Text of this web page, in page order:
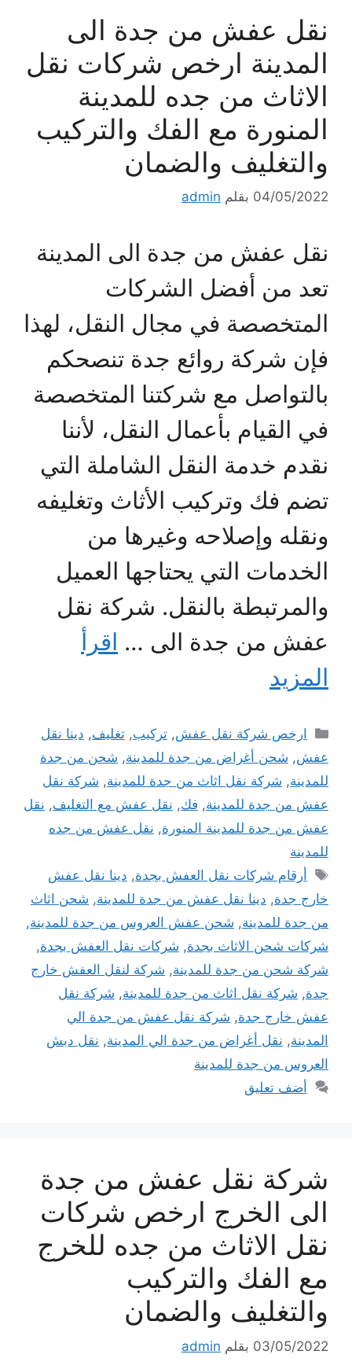
نقل عفش من جدة الى
المدينة ارخص شركات نقل
الاثاث من جده للمدينة
المنورة مع الفك والتركيب
والتغليف والضمان
04/05/2022 بقلم admin
نقل عفش من جدة الى المدينة
تعد من أفضل الشركات
المتخصصة في مجال النقل، لهذا
فإن شركة روائع جدة تنصحكم
بالتواصل مع شركتنا المتخصصة
في القيام بأعمال النقل، لأننا
نقدم خدمة النقل الشاملة التي
تضم فك وتركيب الأثاث وتغليفه
ونقله وإصلاحه وغيرها من
الخدمات التي يحتاجها العميل
والمرتبطة بالنقل. شركة نقل
عفش من جدة الى … اقرأ
المزيد
التصنيفات
ارخص شركة نقل عفش,تركيب,تغليف, دينا نقل
عفش, شحن أغراض من جدة للمدينة, شحن من جدة
للمدينة, شركة نقل اثاث من جدة للمدينة, شركة نقل
عفش من جدة للمدينة, فك, نقل عفش مع التغليف, نقل
عفش من جدة للمدينة المنورة, نقل عفش من جده
للمدينة
الوسوم
أرقام شركات نقل العفش بجدة, دينا نقل عفش
خارج جدة, دينا نقل عفش من جدة للمدينة, شحن اثاث
من جدة للمدينة, شحن عفش العروس من جدة للمدينة,
شركات شحن الاثاث بجدة, شركات نقل العفش بجدة,
شركة شحن من جدة للمدينة, شركة لنقل العفش خارج
جدة, شركة نقل اثاث من جدة للمدينة, شركة نقل
عفش خارج جدة, شركة نقل عفش من جدة الي
المدينة, نقل أغراض من جدة الي المدينة, نقل دبش
العروس من جدة للمدينة
أضف تعليق
شركة نقل عفش من جدة
الى الخرج ارخص شركات
نقل الاثاث من جده للخرج
مع الفك والتركيب
والتغليف والضمان
03/05/2022 بقلم admin